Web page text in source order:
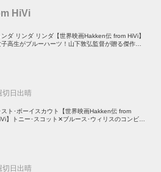
HiVi
ンダ リンダ リンダ【世界映画Hakken伝 from HiVi】
子高生がブルーハーツ！山下敦弘監督が贈る傑作青春
切日出晴
スト･ボーイスカウト【世界映画Hakken伝 from
】トニー･スコット✕ブルース･ウィリスのコンビが
切日出晴